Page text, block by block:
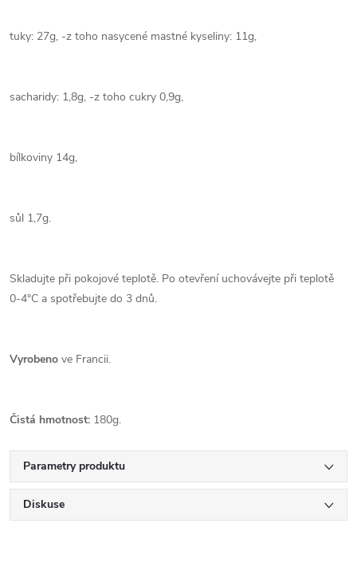
tuky: 27g, -z toho nasycené mastné kyseliny: 11g,
sacharidy: 1,8g, -z toho cukry 0,9g,
bílkoviny 14g,
sůl 1,7g.
Skladujte při pokojové teplotě. Po otevření uchovávejte při teplotě
0-4°C a spotřebujte do 3 dnů.
Vyrobeno ve Francii.
Čistá hmotnost: 180g.
Parametry produktu
Diskuse